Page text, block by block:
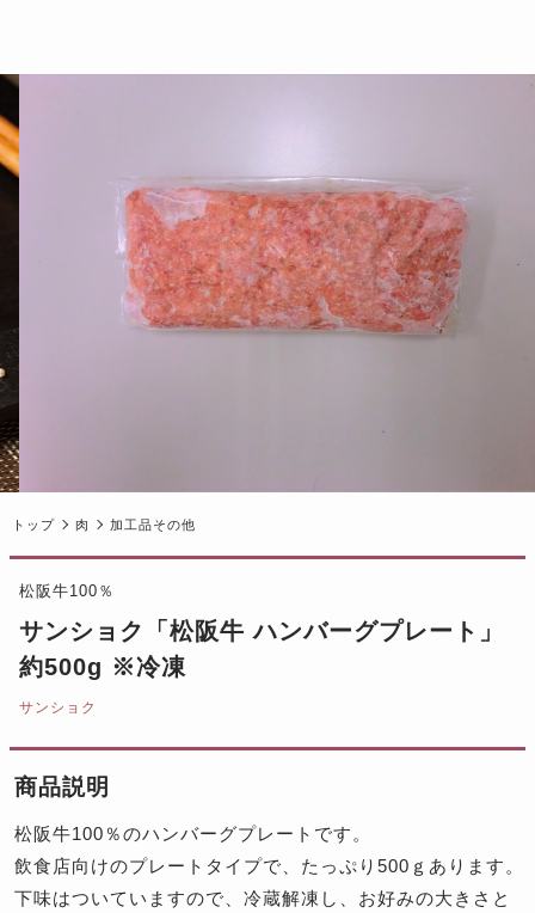
トップ 肉 加工品その他
松阪牛100％
サンショク「松阪牛 ハンバーグプレート」
約500g ※冷凍
サンショク
商品説明
松阪牛100％のハンバーグプレートです。
飲食店向けのプレートタイプで、たっぷり500ｇあります。
下味はついていますので、冷蔵解凍し、お好みの大きさと